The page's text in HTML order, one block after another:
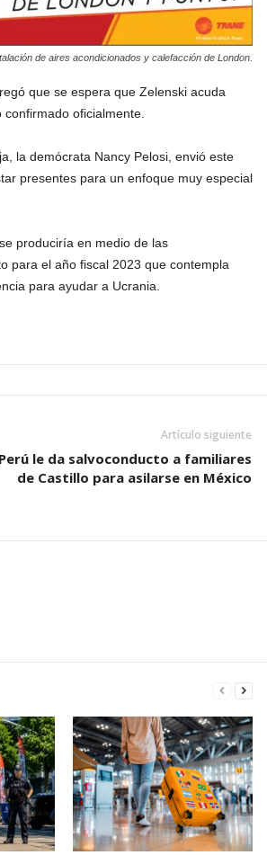
de aires acondicionados y calefacción de London.
que se espera que Zelenski acuda
oficialmente.
la demócrata Nancy Pelosi, envió este
presentes para un enfoque muy especial
produciría en medio de las
para el año fiscal 2023 que contempla
para ayudar a Ucrania.
Artículo siguiente
Perú le da salvoconducto a familiares
de Castillo para asilarse en México